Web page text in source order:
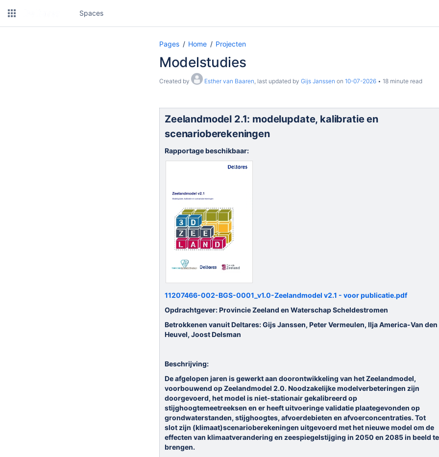
Spaces
Pages Home Projecten
Modelstudies
Created by Esther van Baaren, last updated by Gijs Janssen on 10-07-2026 18 minute read
Zeelandmodel 2.1: modelupdate, kalibratie en
scenarioberekeningen
Rapportage beschikbaar:
11207466-002-BGS-0001_v1.0-Zeelandmodel v2.1 - voor publicatie.pdf
Opdrachtgever: Provincie Zeeland en Waterschap Scheldestromen
Betrokkenen vanuit Deltares:Gijs Janssen, Peter Vermeulen, Ilja America-Van den
Heuvel, Joost Delsman
Beschrijving:
De afgelopen jaren is gewerkt aan doorontwikkeling van het Zeelandmodel,
voorbouwend op Zeelandmodel 2.0. Noodzakelijke modelverbeteringen zijn
doorgevoerd, het model is niet-stationair gekalibreerd op
stijghoogtemeetreeksen en er heeft uitvoeringe validatie plaategevonden op
grondwaterstanden, stijghoogtes, afvoerdebieten en afvoerconcentraties. Tot
slot zijn (klimaat)scenarioberekeningen uitgevoerd met het nieuwe model om de
effecten van klimaatverandering en zeespiegelstijging in 2050 en 2085 in beeld te
brengen.